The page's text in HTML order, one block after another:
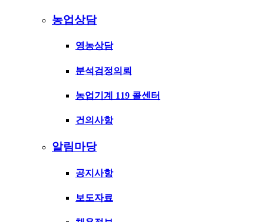
농업상담
영농상담
분석검정의뢰
농업기계 119 콜센터
건의사항
알림마당
공지사항
보도자료